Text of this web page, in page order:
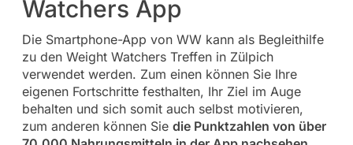
Watchers App
Die Smartphone-App von WW kann als Begleithilfe
zu den Weight Watchers Treffen in Zülpich
verwendet werden. Zum einen können Sie Ihre
eigenen Fortschritte festhalten, Ihr Ziel im Auge
behalten und sich somit auch selbst motivieren,
zum anderen können Sie die Punktzahlen von über